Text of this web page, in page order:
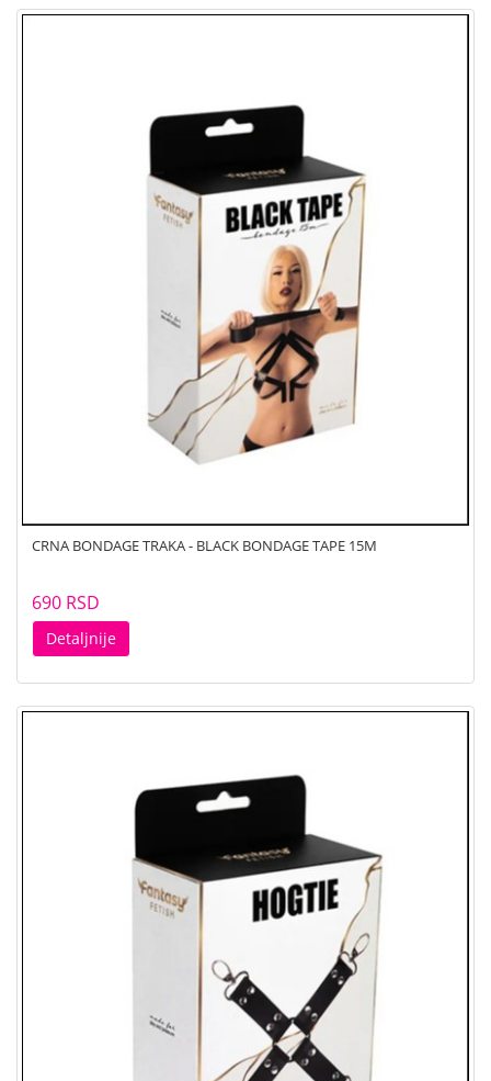
CRNA BONDAGE TRAKA - BLACK BONDAGE TAPE 15M
690 RSD
Detaljnije